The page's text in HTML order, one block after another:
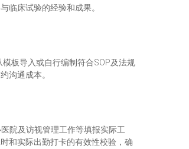
临床试验的经验和成果。
板导入或自行编制符合SOP及法规
沟通成本。
院及访视管理工作等填报实际工
和实际出勤打卡的有效性校验，确